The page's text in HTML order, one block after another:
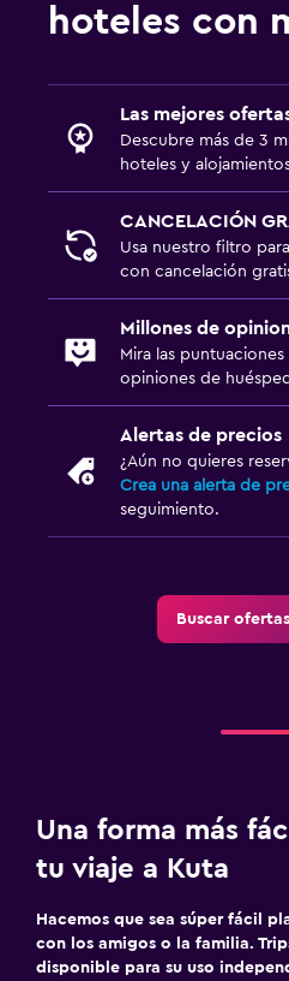
hoteles con
Las mejores
Descubre más de 3
hoteles y
CANCELACIÓN
Usa nuestro filtro
con cancelación
Millones de
Mira las
opiniones de
Alertas de precios
¿Aún no quieres
Crea una alerta de
seguimiento.
Buscar
Una forma más
tu viaje a Kuta
Hacemos que sea súper fácil
con los amigos o la familia.
disponible para su uso